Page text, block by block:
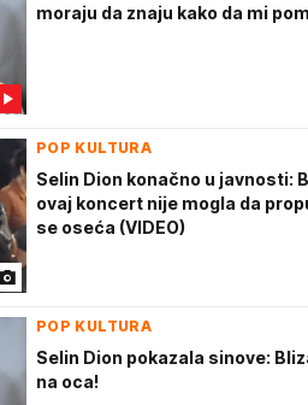
moraju da znaju kako da mi
POP KULTURA
Selin Dion konačno u javnosti:
ovaj koncert nije mogla da
se oseća (VIDEO)
POP KULTURA
Selin Dion pokazala sinove:
na oca!